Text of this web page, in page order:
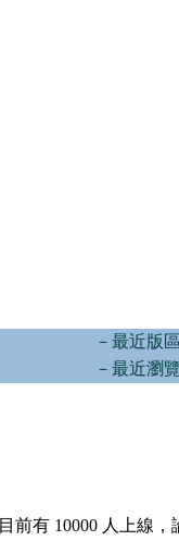
－最近版
－最近瀏
前有 10000 人上線